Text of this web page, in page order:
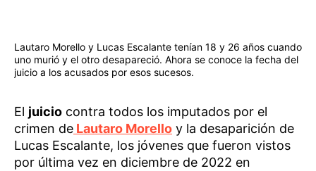
Lautaro Morello y Lucas Escalante tenían 18 y 26 años cuando
uno murió y el otro desapareció. Ahora se conoce la fecha del
juicio a los acusados por esos sucesos.
El juicio contra todos los imputados por el
crimen de Lautaro Morello y la desaparición de
Lucas Escalante, los jóvenes que fueron vistos
por última vez en diciembre de 2022 en